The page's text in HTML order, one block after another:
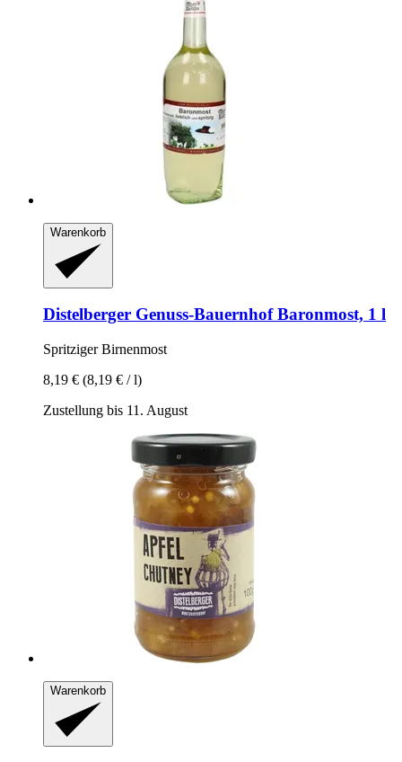
Warenkorb
Distelberger Genuss-BauernhofBaronmost, 1 l
Spritziger Birnenmost
8,19 € (8,19 € / l)
Zustellung bis 11. August
Warenkorb